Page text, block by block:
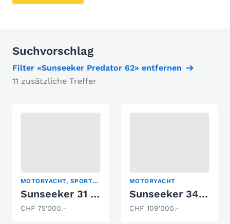
Suchvorschlag
Filter «Sunseeker Predator 62» entfernen
11 zusätzliche Treffer
MOTORYACHT, SPORTBOOT
Sunseeker 31 Hawk
CHF 75'000.-
MOTORYACHT
Sunseeker 34 Superhawk
CHF 109'000.-